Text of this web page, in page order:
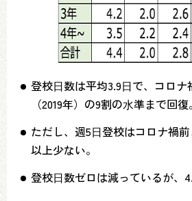
登校⽇数は平均3.9⽇で、コロナ
（2019年）の9割の⽔準まで回復。
ただし、週5⽇登校はコロナ禍前
以上少ない。
登校⽇数ゼロは減っているが、